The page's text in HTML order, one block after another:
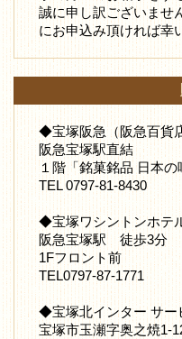
誠に申し訳ございませ
にお申込み頂ければ幸
◆宝塚阪急（阪急百貨
阪急宝塚駅直結
１階「銘菓銘品 日本の
TEL 0797-81-8430
◆宝塚ワシントンホテ
阪急宝塚駅 徒歩3分
1Fフロント前
TEL0797-87-1771
◆宝塚北インター サー
宝塚市玉瀬字奥之焼1-